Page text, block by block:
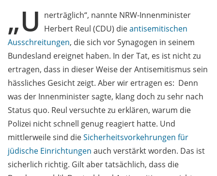
„U nerträglich“, nannte NRW-Innenminister
Herbert Reul (CDU) dieantisemitischen
Ausschreitungen, die sich vor Synagogen in seinem
Bundesland ereignet haben. In der Tat, es ist nicht zu
ertragen, dass in dieser Weise der Antisemitismus sein
hässliches Gesicht zeigt. Aber wir ertragen es: Denn
was der Innenminister sagte, klang doch zu sehr nach
Status quo. Reul versuchte zu erklären, warum die
Polizei nicht schnell genug reagiert hatte. Und
mittlerweile sind dieSicherheitsvorkehrungen für
jüdische Einrichtungen auch verstärkt worden. Das ist
sicherlich richtig. Gilt aber tatsächlich, dass die